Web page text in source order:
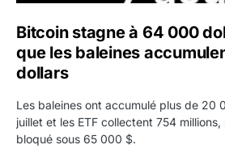
Bitcoin stagne à 64 000
que les baleines
dollars
Les baleines ont accumulé plus de 20
juillet et les ETF collectent 754
bloqué sous 65 000 $.